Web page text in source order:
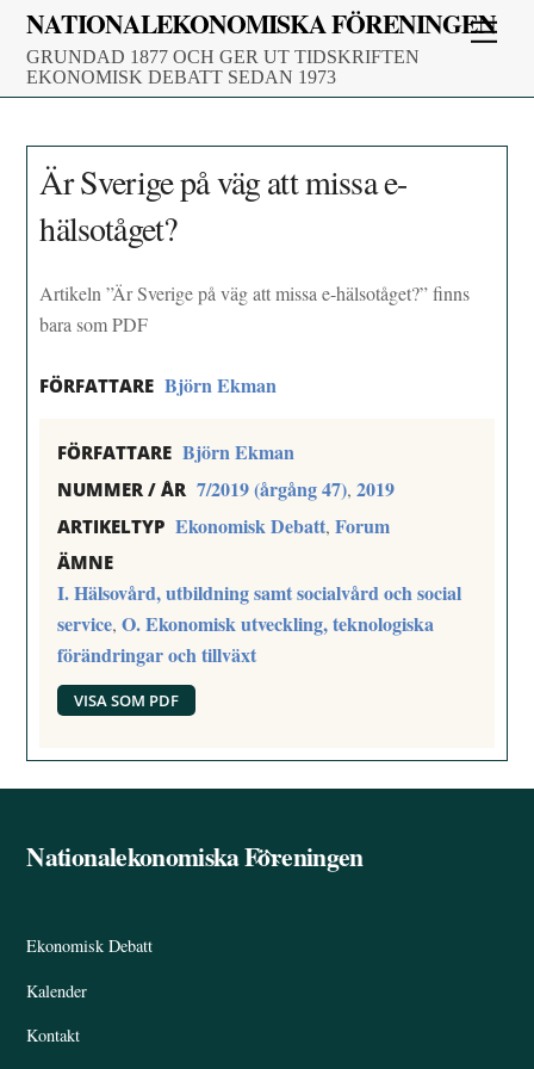
Skip
content
NATIONALEKONOMISKA FÖRENINGEN
GRUNDAD 1877 OCH GER UT TIDSKRIFTEN
EKONOMISK DEBATT SEDAN 1973
Är Sverige på väg att missa e-
hälsotåget?
Artikeln ”Är Sverige på väg att missa e-hälsotåget?” finns
bara som PDF
FÖRFATTARE Björn Ekman
FÖRFATTARE Björn Ekman
NUMMER / ÅR 7/2019 (årgång 47),2019
ARTIKELTYP Ekonomisk Debatt,Forum
ÄMNE
I. Hälsovård, utbildning samt socialvård och social
service,O. Ekonomisk utveckling, teknologiska
förändringar och tillväxt
VISA SOM PDF
Back
Nationalekonomiska Föreningen
Ekonomisk Debatt
Kalender
Kontakt